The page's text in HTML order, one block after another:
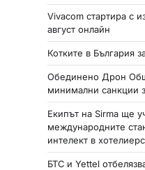
Vivacom стартира с
август онлайн
Котките в България
Обединено Дрон
минимални санкции
Екипът на Sirma ще
международните
интелект в
БТС и Yettel